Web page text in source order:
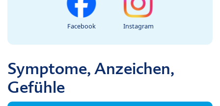
Facebook Instagram
Symptome, Anzeichen,
Gefühle